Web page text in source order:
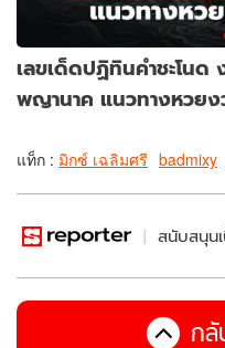
เลขเด็ดปฏิทินคำชะโน
พญานาค แนวทางหวย
แท็ก : มิกซ์ เฉลิมศรี badmixy
สนับสนุน
กลั